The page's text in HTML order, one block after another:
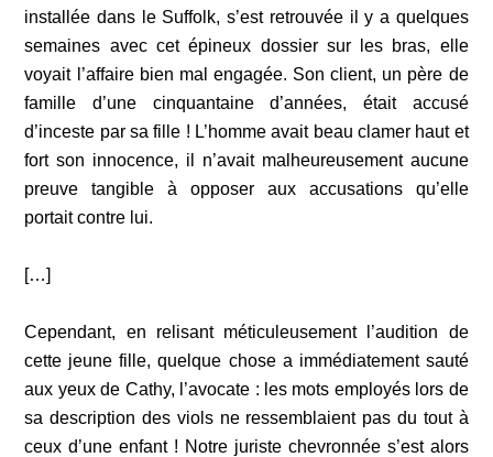
installée dans le Suffolk, s’est retrouvée il y a quelques
semaines avec cet épineux dossier sur les bras, elle
voyait l’affaire bien mal engagée. Son client, un père de
famille d’une cinquantaine d’années, était accusé
d’inceste par sa fille ! L’homme avait beau clamer haut et
fort son innocence, il n’avait malheureusement aucune
preuve tangible à opposer aux accusations qu’elle
portait contre lui.
[…]
Cependant, en relisant méticuleusement l’audition de
cette jeune fille, quelque chose a immédiatement sauté
aux yeux de Cathy, l’avocate : les mots employés lors de
sa description des viols ne ressemblaient pas du tout à
ceux d’une enfant ! Notre juriste chevronnée s’est alors